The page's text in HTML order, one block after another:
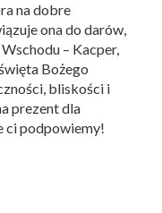
na dobre
ona do darów,
– Kacper,
Bożego
bliskości i
prezent dla
ci podpowiemy!